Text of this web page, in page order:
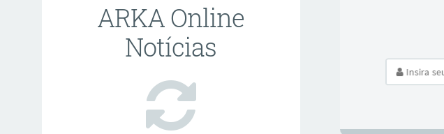
ARKA Online
Notícias